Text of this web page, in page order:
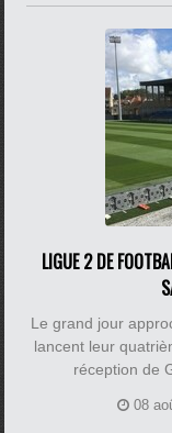
LIGUE 2 DE
Le grand jour
lancent leur
réception de
08